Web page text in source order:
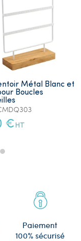
Métal Blanc et
Boucles
€ HT
Paiement
100% sécurisé